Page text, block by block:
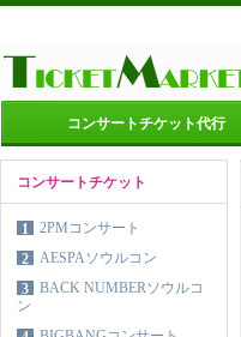
コンサートチケット代行
コンサートチケット
1
2PMコンサート
2
AESPAソウルコン
3
BACK NUMBERソウルコ
ン